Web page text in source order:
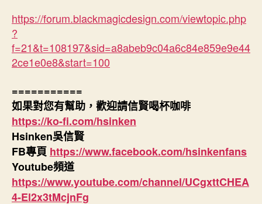
https://forum.blackmagicdesign.com/viewtopic.php
?
f=21&t=108197&sid=a8abeb9c04a6c84e859e9e44
2ce1e0e8&start=100
===========
如果對您有幫助，歡迎請信賢喝杯咖啡
https://ko-fi.com/hsinken
Hsinken吳信賢
FB專頁 https://www.facebook.com/hsinkenfans
Youtube頻道
https://www.youtube.com/channel/UCgxttCHEA
4-El2x3tMcjnFg